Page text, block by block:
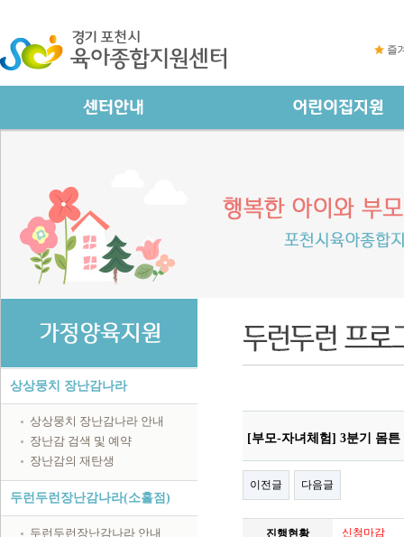
즐
상상뭉치 장난감나라
상상뭉치 장난감나라 안내
장난감 검색 및 예약
장난감의 재탄생
두런두런장난감나라(소흘점)
두런두런장난감나라 안내
[부모-자녀체험] 3분기 몸
이전글 다음글
진행현황 신청마감